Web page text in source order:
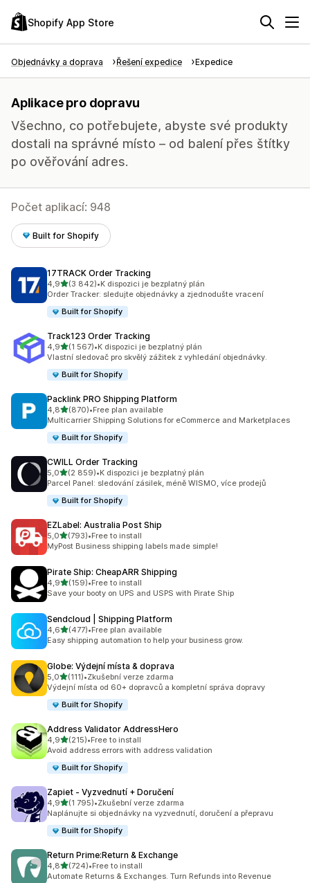
Shopify App Store
Objednávky a doprava Řešení expedice Expedice
Aplikace pro dopravu
Všechno, co potřebujete, abyste své produkty
dostali na správné místo – od balení přes štítky
po ověřování adres.
Počet aplikací: 948
Built for Shopify
17TRACK Order Tracking
4,9z 5 hvězd
(3 842)
Celkový počet recenzí: 3842
•K dispozici je bezplatný plán
Order Tracker: sledujte objednávky a zjednodušte vracení
Built for Shopify
Track123 Order Tracking
4,9z 5 hvězd
(1 567)
Celkový počet recenzí: 1567
•K dispozici je bezplatný plán
Vlastní sledovač pro skvělý zážitek z vyhledání objednávky.
Built for Shopify
Packlink PRO Shipping Platform
4,8z 5 hvězd
(870)
Celkový počet recenzí: 870
•Free plan available
Multicarrier Shipping Solutions for eCommerce and Marketplaces
Built for Shopify
CWILL Order Tracking
5,0z 5 hvězd
(2 859)
Celkový počet recenzí: 2859
•K dispozici je bezplatný plán
Parcel Panel: sledování zásilek, méně WISMO, více prodejů
Built for Shopify
EZLabel: Australia Post Ship
5,0z 5 hvězd
(793)
Celkový počet recenzí: 793
•Free to install
MyPost Business shipping labels made simple!
Pirate Ship: CheapARR Shipping
4,9z 5 hvězd
(159)
Celkový počet recenzí: 159
•Free to install
Save your booty on UPS and USPS with Pirate Ship
Sendcloud | Shipping Platform
4,6z 5 hvězd
(477)
Celkový počet recenzí: 477
•Free plan available
Easy shipping automation to help your business grow.
Globe: Výdejní místa & doprava
5,0z 5 hvězd
(111)
Celkový počet recenzí: 111
•Zkušební verze zdarma
Výdejní místa od 60+ dopravců a kompletní správa dopravy
Built for Shopify
Address Validator AddressHero
4,9z 5 hvězd
(215)
Celkový počet recenzí: 215
•Free to install
Avoid address errors with address validation
Built for Shopify
Zapiet ‑ Vyzvednutí + Doručení
4,9z 5 hvězd
(1 795)
Celkový počet recenzí: 1795
•Zkušební verze zdarma
Naplánujte si objednávky na vyzvednutí, doručení a přepravu
Built for Shopify
Return Prime:Return & Exchange
4,8z 5 hvězd
(724)
Celkový počet recenzí: 724
•Free to install
Automate Returns & Exchanges. Turn Refunds into Revenue